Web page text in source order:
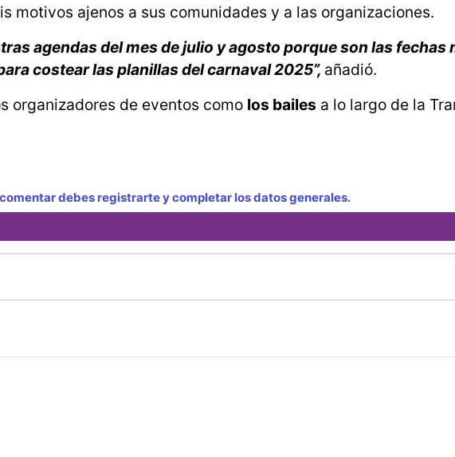
motivos ajenos a sus comunidades y a las organizaciones.
agendas del mes de julio y agosto porque son las fechas
costear las planillas del carnaval 2025”, añadió.
organizadores de eventos como los bailes a lo largo de la
debes registrarte y completar los datos generales.